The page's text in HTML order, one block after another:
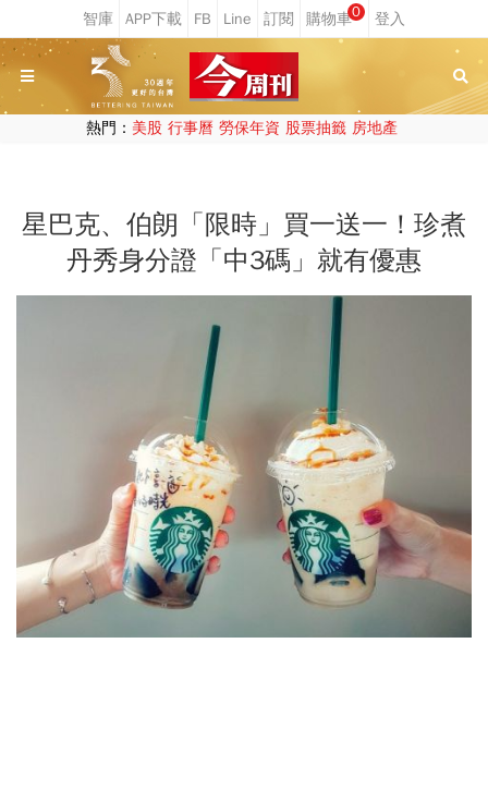
0
熱門： 美股 行事曆 勞保年資 股票抽籤 房地產
星巴克、伯朗「限時」買一送一！珍煮
丹秀身分證「中3碼」就有優惠